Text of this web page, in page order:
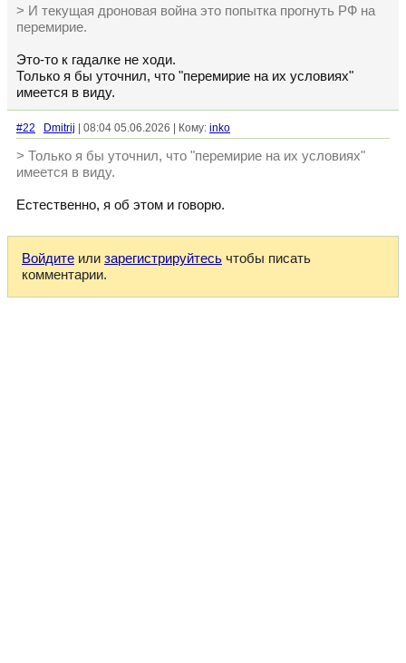
> И текущая дроновая война это попытка прогнуть РФ на
перемирие.
Это-то к гадалке не ходи.
Только я бы уточнил, что "перемирие на их условиях"
имеется в виду.
#22 Dmitrij | 08:04 05.06.2026 | Кому: inko
> Только я бы уточнил, что "перемирие на их условиях"
имеется в виду.
Естественно, я об этом и говорю.
Войдите или зарегистрируйтесь чтобы писать
комментарии.